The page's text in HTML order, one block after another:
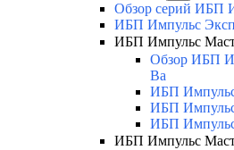
Обзор серий ИБП
ИБП Импульс
ИБП Импульс
Обзор ИБП
Ва
ИБП
ИБП
ИБП
ИБП Импульс